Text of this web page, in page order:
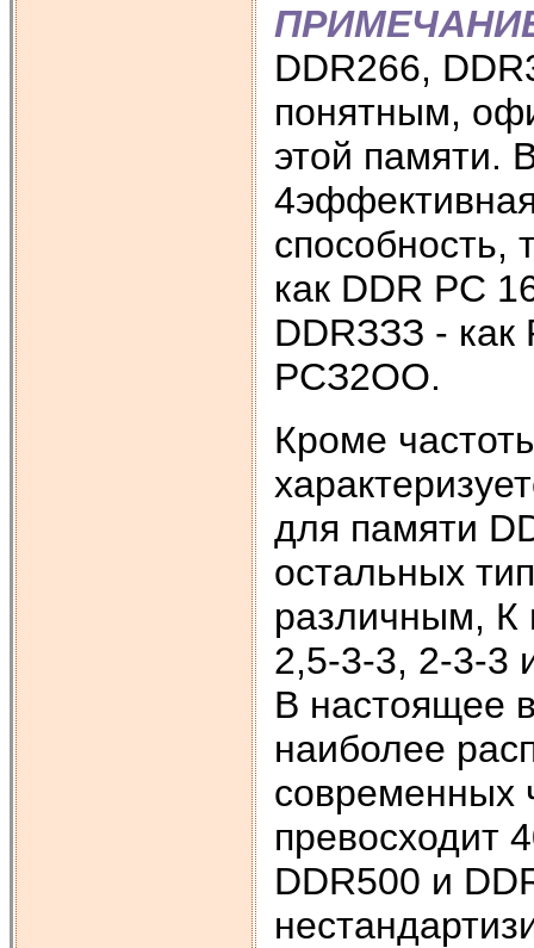
DDR266,
понятным,
этой памяти.
способность,
как DDR РС
DDRЗЗЗ -
РСЗ2ОО.
Кроме
для памяти
остальных
различным, К
2,5-3-3, 2-3-3
В настоящее
наиболее
современных
превосходит
DDR500 и